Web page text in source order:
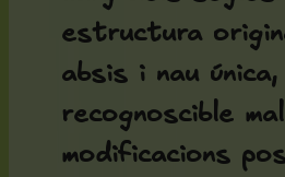
estructura
absis i nau
recognoscible
modificacions